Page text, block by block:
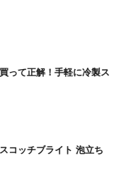
って正解！手軽に冷製ス
コッチブライト 泡立ち